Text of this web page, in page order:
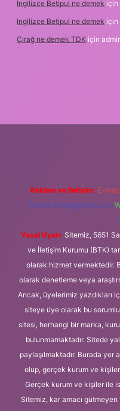
Ingilizce Betipul ne demek için
Ingilizce Betipul ne demek için
Çırağ ne demek TDK için
Reklam ve İletişim: E-mail:
forumhizmeti@gmail.com
Yasal Uyarı: Sitemiz, 5651
ve İletişim Kurumu (BTK)
olarak hizmet vermektedir.
olarak denetleme veya
Ancak, üyelerimiz yazdıkları
siteye üye olarak bu
sitesi, herhangi bir marka,
bulunmamaktadır. Sitede
paylaşılmaktadır. Burada
olup, gerçek kurum ve kişiler
Gerçek kurum ve kişiler ile
Sitemiz, kar amacı